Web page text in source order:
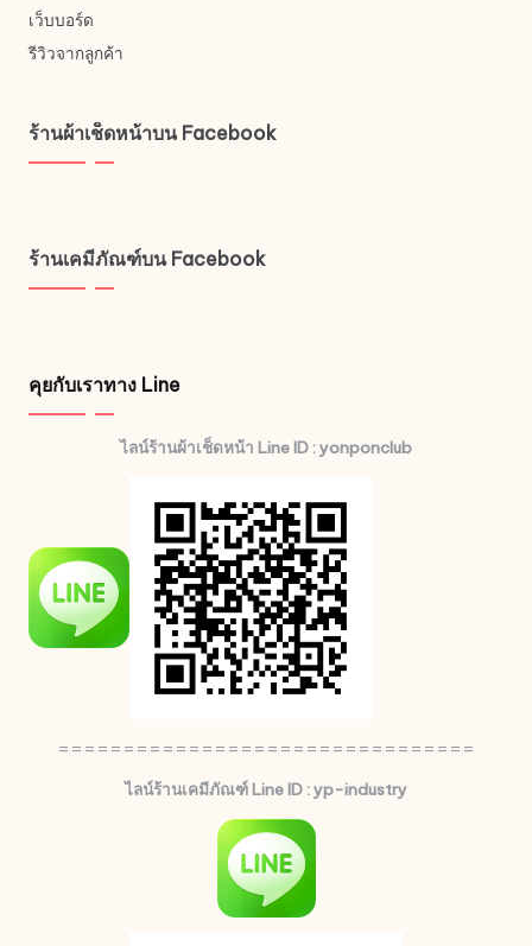
เว็บบอร์ด
รีวิวจากลูกค้า
ร้านผ้าเช็ดหน้าบน Facebook
ร้านเคมีภัณฑ์บน Facebook
คุยกับเราทาง Line
ไลน์ร้านผ้าเช็ดหน้า Line ID : yonponclub
================================
ไลน์ร้านเคมีภัณฑ์ Line ID : yp-industry